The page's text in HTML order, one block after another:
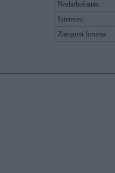
Nodarbošanās:
Intereses:
Ziņojumi forumā: